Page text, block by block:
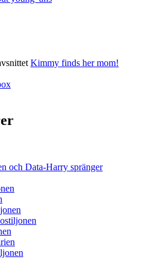
Kimmy finds her mom!
och Data-Harry spränger